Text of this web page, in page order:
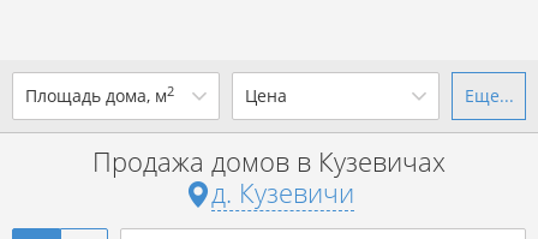
Площадь дома, м2
до
Цена
от до
р. за всё
Еще...
Продажа домов в Кузевичах
д. Кузевичи
Ваш город -д. Кузевичи?
Выбрать город